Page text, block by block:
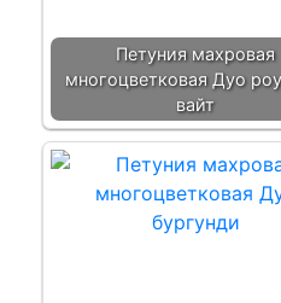
Петуния махровая
многоцветковая Дуо
вайт